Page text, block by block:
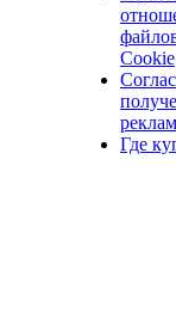
Cookie
Где